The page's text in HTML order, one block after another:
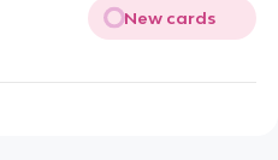
New cards